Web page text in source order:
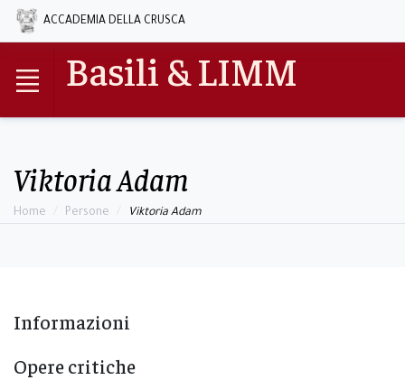
ACCADEMIA DELLA CRUSCA
Basili & LIMM
Viktoria Adam
Home Persone Viktoria Adam
Informazioni
Opere critiche